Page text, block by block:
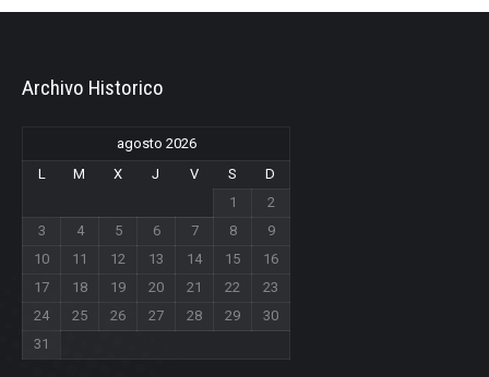
Archivo Historico
agosto 2026
L
M X J V S
D
1
2
3
4 5 6 7 8
9
10
11 12 13 14 15
16
17
18 19 20 21 22
23
24
25 26 27 28 29
30
31